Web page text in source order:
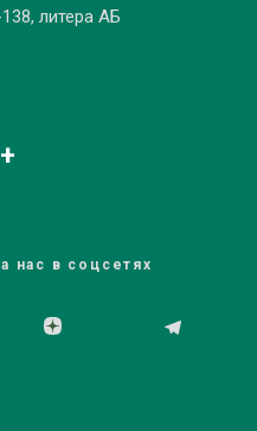
литера АБ
нас в соцсетях